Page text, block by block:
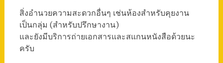
สิ่งอำนวยความสะดวกอื่นๆ เช่นห้องสำหรับคุยงาน
เป็นกลุ่ม (สำหรับปรึกษางาน)
และยังมีบริการถ่ายเอกสารและสแกนหนังสือด้วยนะ
ครับ